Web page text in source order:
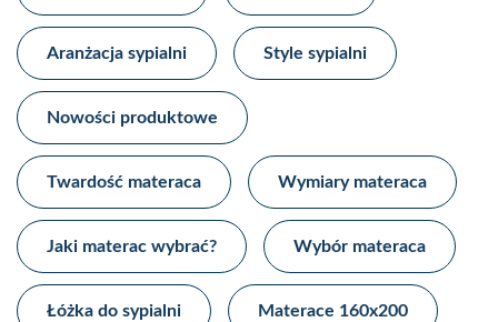
Aranżacja sypialni​ Style sypialni​
Nowości produktowe​
Twardość materaca Wymiary materaca
Jaki materac wybrać? Wybór materaca
Łóżka do sypialni Materace 160x200